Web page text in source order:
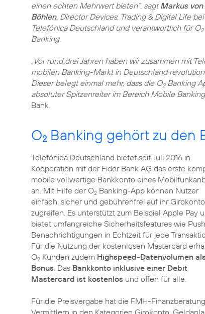
einen echten Mehrwert bieten“, sagtMarkus von
Böhlen, Director Devices, Trading & Digital Life bei
Telefónica Deutschland und verantwortlich für O2
Banking.
„Vor rund drei Jahren haben wir zusammen mit
mobilen Banking-Markt in Deutschland
Dieser belegt einmal mehr, dass die O2Banking
absoluter Spitzenreiter im Bereich Mobile Banking
Bank.
O2 Banking gehört zu den
Telefónica Deutschland bietet seit Juli 2016 in
Kooperation mit der Fidor Bank AG das erste
mobile vollwertige Bankkonto eines
an. Mit Hilfe der O2 Banking-App können Nutzer
einfach, sicher und gebührenfrei auf ihr Girokonto
zugreifen. Es unterstützt zum Beispiel Apple Pay
bietet umfangreiche Sicherheitsfeatures wie
Benachrichtigungen in Echtzeit für jede
Für die Nutzung der kostenlosen Mastercard
O2 Kunden zudem Highspeed-Datenvolumen als
Bonus. Das Bankkonto inklusive einer Debit
Mastercard ist kostenlos und offen für alle.
Für die Preisvergabe hat die FMH-
Vermittlern in den Kategorien Girokonto,